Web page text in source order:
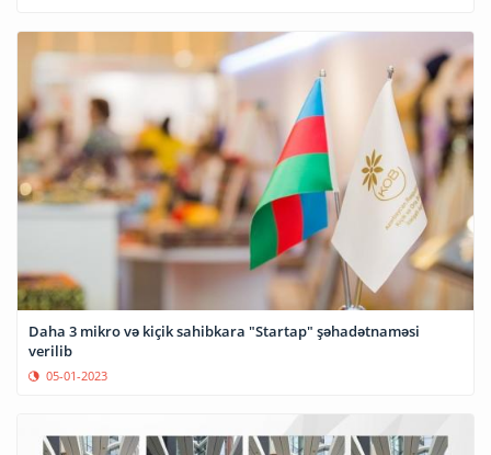
Daha 3 mikro və kiçik sahibkara "Startap" şəhadətnaməsi
verilib
05-01-2023